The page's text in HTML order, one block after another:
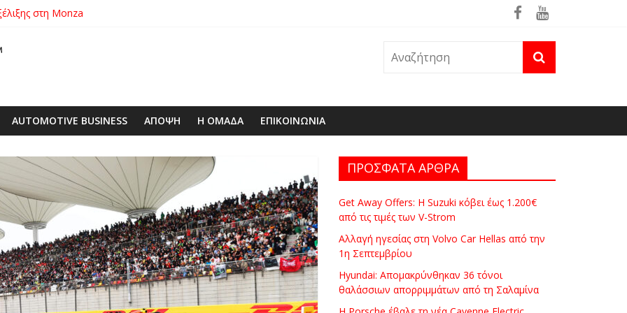
στη Monza
1η Σεπτεμβρίου
απορριμμάτων από τη Σαλαμίνα
στο μεγαλύτερο αεροσκάφος του κόσμου
AUTOMOTIVE BUSINESS ΑΠΟΨΗ Η ΟΜΑΔΑ ΕΠΙΚΟΙΝΩΝΙΑ
ΠΡΟΣΦΑΤΑ ΑΡΘΡΑ
Get Away Offers: Η Suzuki κόβει έως 1.200€
από τις τιμές των V-Strom
Αλλαγή ηγεσίας στη Volvo Car Hellas από την
1η Σεπτεμβρίου
Hyundai: Απομακρύνθηκαν 36 τόνοι
θαλάσσιων απορριμμάτων από τη Σαλαμίνα